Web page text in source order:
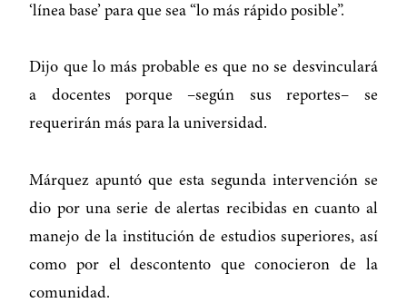
‘línea base’ para que sea “lo más rápido posible”.
Dijo que lo más probable es que no se desvinculará
a docentes porque –según sus reportes– se
requerirán más para la universidad.
Márquez apuntó que esta segunda intervención se
dio por una serie de alertas recibidas en cuanto al
manejo de la institución de estudios superiores, así
como por el descontento que conocieron de la
comunidad.